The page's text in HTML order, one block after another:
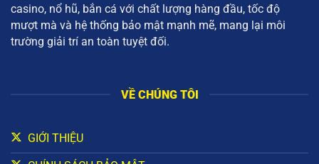
casino, nổ hũ, bắn cá với chất lượng hàng đầu, tốc độ
mượt mà và hệ thống bảo mật mạnh mẽ, mang lại môi
trường giải trí an toàn tuyệt đối.
VỀ CHÚNG TÔI
GIỚI THIỆU